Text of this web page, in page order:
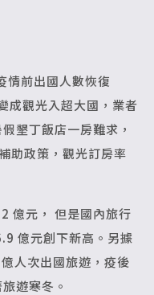
情前出國人數恢復
成觀光入超大國，業者
墾丁飯店一房難求，
助政策，觀光訂房率
億元， 但是國內旅行
億元創下新高。另據
人次出國旅遊，疫後
遊寒冬。